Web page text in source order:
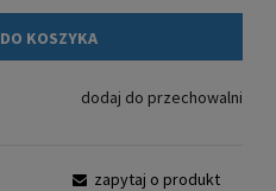
DO KOSZYKA
dodaj do przechowalni
zapytaj o produkt